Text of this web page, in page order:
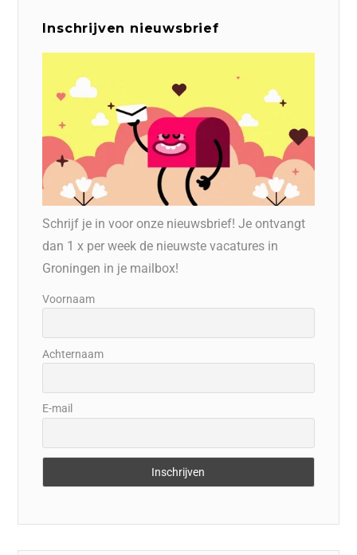
Inschrijven nieuwsbrief
Schrijf je in voor onze nieuwsbrief! Je ontvangt
dan 1 x per week de nieuwste vacatures in
Groningen in je mailbox!
Voornaam
Achternaam
E-mail